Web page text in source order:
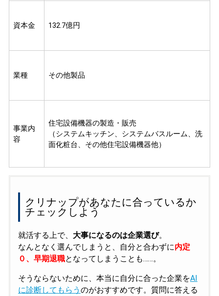
資本金 132.7億円
業種 その他製品
事業内
容
住宅設備機器の製造・販売
（システムキッチン、システムバスルーム、洗
面化粧台、その他住宅設備機器他）
クリナップがあなたに合っているか
チェックしよう
就活する上で、 大事になるのは企業選び。
なんとなく選んでしまうと、自分と合わずに内定
０、早期退職となってしまうことも……。
そうならないために、本当に自分に合った企業をAI
に診断してもらう のがおすすめです。質問に答える